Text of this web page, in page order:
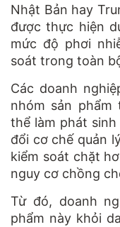
Nhật Bản hay
được thực hiện
mức độ phơi
soát trong toàn
Các doanh
nhóm sản
thể làm phát
đổi cơ chế quản
kiểm soát chặt
nguy cơ chồng
Từ đó, doanh
phẩm này khỏi